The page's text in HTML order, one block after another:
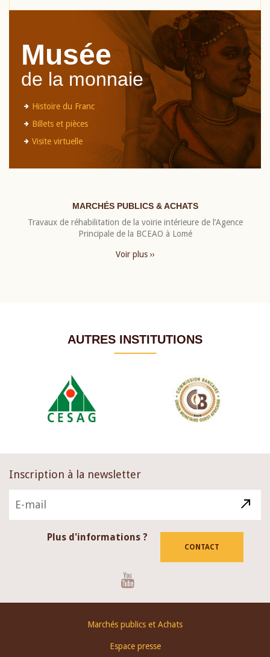
Musée
de la monnaie
Histoire du Franc
Billets et pièces
Visite virtuelle
MARCHÉS PUBLICS & ACHATS
Travaux de réhabilitation de la voirie intérieure de l’Agence
Principale de la BCEAO à Lomé
Voir plus ››
AUTRES INSTITUTIONS
Inscription à la newsletter
Plus d'informations ?
CONTACT
Marchés publics et Achats
Espace presse